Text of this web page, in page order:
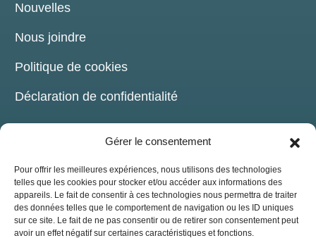
Gérer le consentement
Pour offrir les meilleures expériences, nous utilisons des technologies
telles que les cookies pour stocker et/ou accéder aux informations des
appareils. Le fait de consentir à ces technologies nous permettra de traiter
des données telles que le comportement de navigation ou les ID uniques
sur ce site. Le fait de ne pas consentir ou de retirer son consentement peut
avoir un effet négatif sur certaines caractéristiques et fonctions.
Nouvelles
Nous joindre
Politique de cookies
Déclaration de confidentialité
COORDONNÉES
209, chemin de la Grande-Côte Boisbriand,